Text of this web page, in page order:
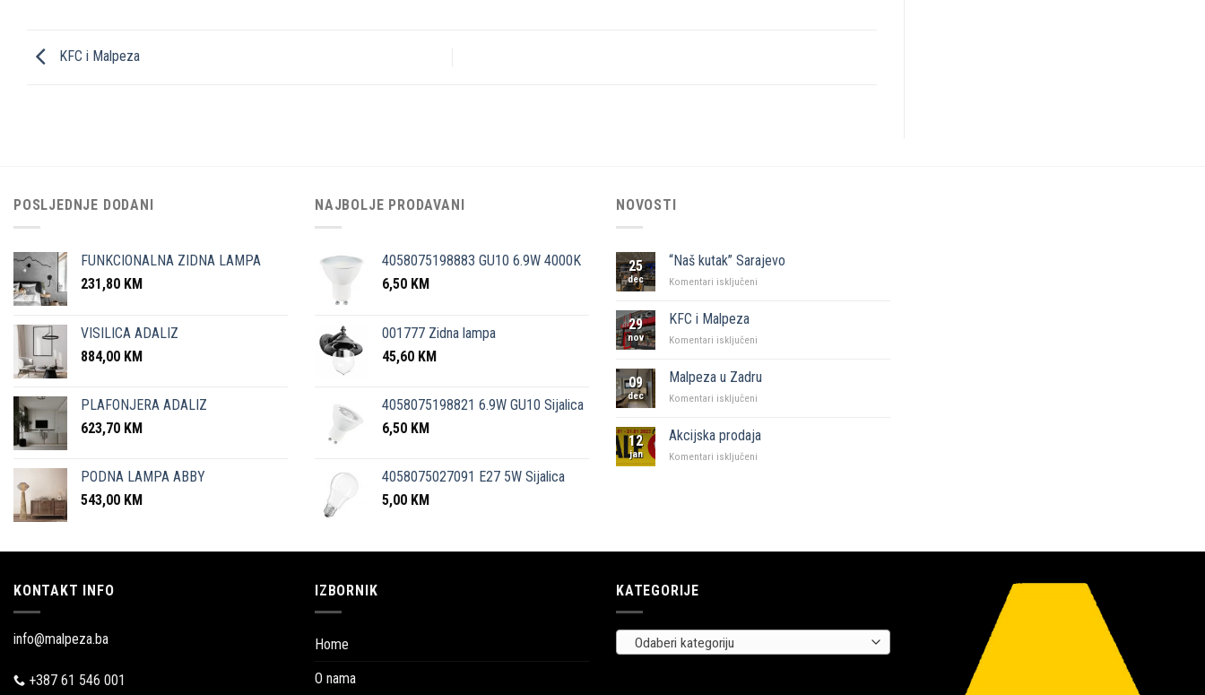
KFC i Malpeza
POSLJEDNJE DODANI
FUNKCIONALNA ZIDNA LAMPA
231,80 KM
VISILICA ADALIZ
884,00 KM
PLAFONJERA ADALIZ
623,70 KM
PODNA LAMPA ABBY
543,00 KM
NAJBOLJE PRODAVANI
4058075198883 GU10 6.9W 4000K
6,50 KM
001777 Zidna lampa
45,60 KM
4058075198821 6.9W GU10 Sijalica
6,50 KM
4058075027091 E27 5W Sijalica
5,00 KM
NOVOSTI
25
dec
“Naš kutak” Sarajevo
Komentari isključeni
29
nov
KFC i Malpeza
Komentari isključeni
Malpeza
09
dec
Malpeza u Zadru
Komentari isključeni
Zadru
12
jan
Akcijska prodaja
Komentari isključeni
KONTAKT INFO
info@malpeza.ba
+387 61 546 001
IZBORNIK
Home
O nama
KATEGORIJE
Odaberi kategoriju